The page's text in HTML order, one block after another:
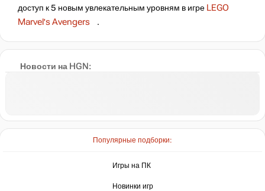
Новости на HGN:
Популярные подборки:
Игры на ПК
Новинки игр
доступ к 5 новым увлекательным уровням в игре LEGO
Marvel's Avengers
.